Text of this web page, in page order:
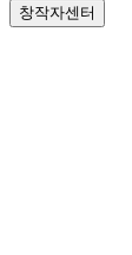
창작자센터